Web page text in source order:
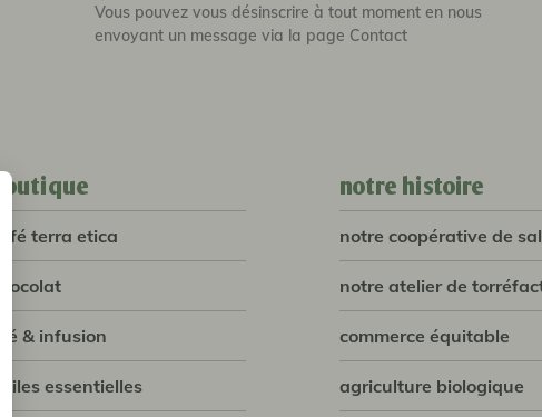
Vous pouvez vous désinscrire à tout moment en nous
envoyant un message via la page Contact
boutique
café terra etica
chocolat
thé & infusion
huiles essentielles
notre histoire
notre coopérative de
notre atelier de
commerce équitable
agriculture biologique